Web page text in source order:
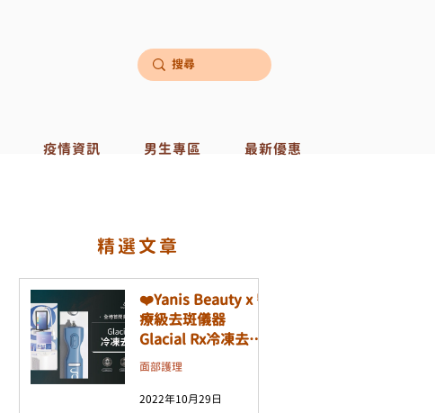
疫情資訊 男生專區 最新優惠
​精選文章
❤️Yanis Beauty x 醫
療級去斑儀器
Glacial Rx冷凍去斑
機❤️
面部護理
2022年10月29日